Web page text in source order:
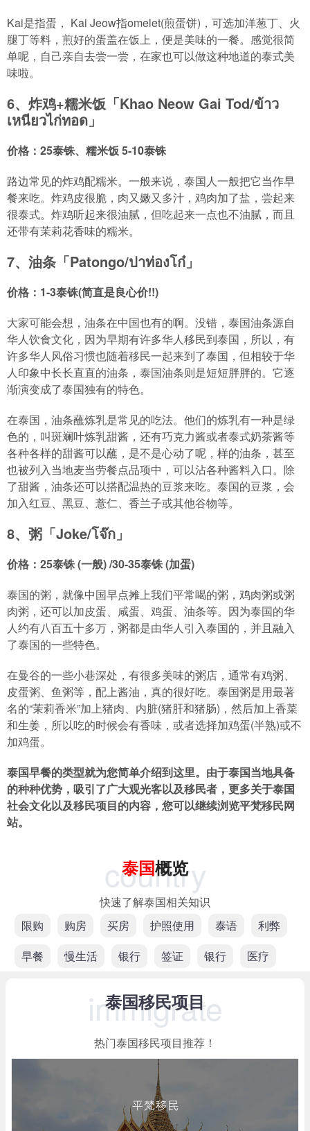
Kai是指蛋， Kai Jeow指omelet(煎蛋饼)，可选加洋葱丁、火
腿丁等料，煎好的蛋盖在饭上，便是美味的一餐。感觉很简
单呢，自己亲自去尝一尝，在家也可以做这种地道的泰式美
味啦。
6、炸鸡+糯米饭「Khao Neow Gai Tod/ข้าว
เหนียวไก่ทอด」
价格：25泰铢、糯米饭 5-10泰铢
路边常见的炸鸡配糯米。一般来说，泰国人一般把它当作早
餐来吃。炸鸡皮很脆，肉又嫩又多汁，鸡肉加了盐，尝起来
很泰式。炸鸡听起来很油腻，但吃起来一点也不油腻，而且
还带有茉莉花香味的糯米。
7、油条「Patongo/ปาท่องโก๋」
价格：1-3泰铢(简直是良心价!!)
大家可能会想，油条在中国也有的啊。没错，泰国油条源自
华人饮食文化，因为早期有许多华人移民到泰国，所以，有
许多华人风俗习惯也随着移民一起来到了泰国，但相较于华
人印象中长长直直的油条，泰国油条则是短短胖胖的。它逐
渐演变成了泰国独有的特色。
在泰国，油条蘸炼乳是常见的吃法。他们的炼乳有一种是绿
色的，叫斑斓叶炼乳甜酱，还有巧克力酱或者泰式奶茶酱等
各种各样的甜酱可以蘸，是不是心动了呢，样的油条，甚至
也被列入当地麦当劳餐点品项中，可以沾各种酱料入口。除
了甜酱，油条还可以搭配温热的豆浆来吃。泰国的豆浆，会
加入红豆、黑豆、薏仁、香兰子或其他谷物等。
8、粥「Joke/โจ๊ก」
价格：25泰铢 (一般) /30-35泰铢 (加蛋)
泰国的粥，就像中国早点摊上我们平常喝的粥，鸡肉粥或粥
肉粥，还可以加皮蛋、咸蛋、鸡蛋、油条等。因为泰国的华
人约有八百五十多万，粥都是由华人引入泰国的，并且融入
了泰国的一些特色。
在曼谷的一些小巷深处，有很多美味的粥店，通常有鸡粥、
皮蛋粥、鱼粥等，配上酱油，真的很好吃。泰国粥是用最著
名的“茉莉香米”加上猪肉、内脏(猪肝和猪肠)，然后加上香菜
和生姜，所以吃的时候会有香味，或者选择加鸡蛋(半熟)或不
加鸡蛋。
泰国早餐的类型就为您简单介绍到这里。由于泰国当地具备
的种种优势，吸引了广大观光客以及移民者，更多关于泰国
社会文化以及移民项目的内容，您可以继续浏览平梵移民网
站。
泰国概览
country
快速了解泰国相关知识
限购
购房 买房 护照使用 泰语
利弊
早餐
慢生活 银行 签证 银行 医疗
泰国移民项目
immigrate
热门泰国移民项目推荐！